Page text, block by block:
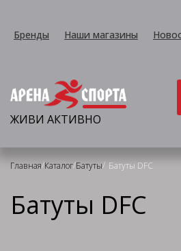
Бренды Наши магазины
ЖИВИ АКТИВНО
Главная/Каталог/Батуты/ Батуты DFC
Батуты DFC